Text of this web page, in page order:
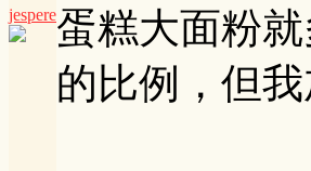
jespere蛋糕大面粉
的比例，但我